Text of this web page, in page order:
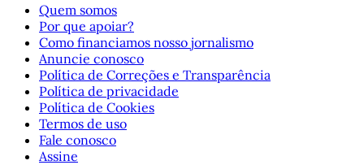
Quem somos
Por que apoiar?
Como financiamos nosso jornalismo
Anuncie conosco
Política de Correções e Transparência
Política de privacidade
Política de Cookies
Termos de uso
Fale conosco
Assine